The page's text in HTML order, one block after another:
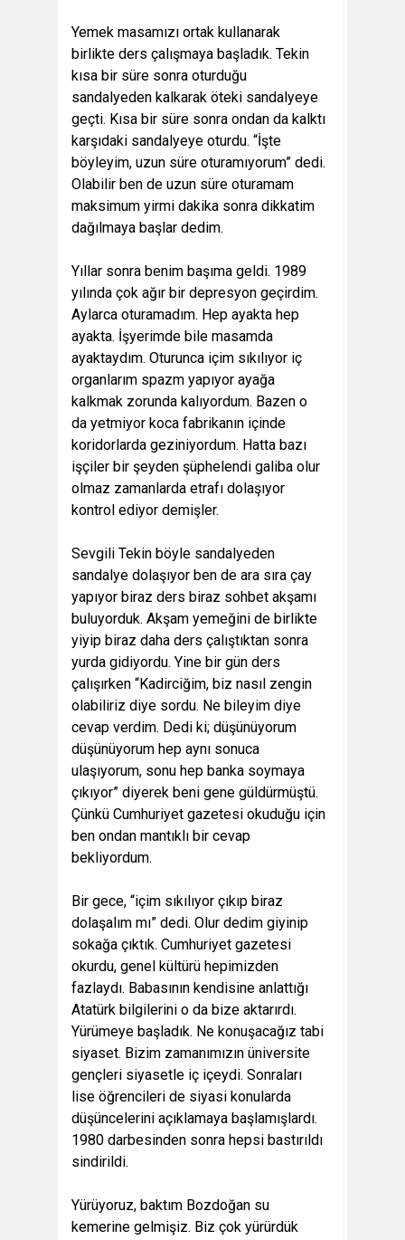
Yemek masamızı ortak kullanarak
birlikte ders çalışmaya başladık. Tekin
kısa bir süre sonra oturduğu
sandalyeden kalkarak öteki sandalyeye
geçti. Kısa bir süre sonra ondan da kalktı
karşıdaki sandalyeye oturdu. “İşte
böyleyim, uzun süre oturamıyorum” dedi.
Olabilir ben de uzun süre oturamam
maksimum yirmi dakika sonra dikkatim
dağılmaya başlar dedim.
Yıllar sonra benim başıma geldi. 1989
yılında çok ağır bir depresyon geçirdim.
Aylarca oturamadım. Hep ayakta hep
ayakta. İşyerimde bile masamda
ayaktaydım. Oturunca içim sıkılıyor iç
organlarım spazm yapıyor ayağa
kalkmak zorunda kalıyordum. Bazen o
da yetmiyor koca fabrikanın içinde
koridorlarda geziniyordum. Hatta bazı
işçiler bir şeyden şüphelendi galiba olur
olmaz zamanlarda etrafı dolaşıyor
kontrol ediyor demişler.
Sevgili Tekin böyle sandalyeden
sandalye dolaşıyor ben de ara sıra çay
yapıyor biraz ders biraz sohbet akşamı
buluyorduk. Akşam yemeğini de birlikte
yiyip biraz daha ders çalıştıktan sonra
yurda gidiyordu. Yine bir gün ders
çalışırken “Kadirciğim, biz nasıl zengin
olabiliriz diye sordu. Ne bileyim diye
cevap verdim. Dedi ki; düşünüyorum
düşünüyorum hep aynı sonuca
ulaşıyorum, sonu hep banka soymaya
çıkıyor” diyerek beni gene güldürmüştü.
Çünkü Cumhuriyet gazetesi okuduğu için
ben ondan mantıklı bir cevap
bekliyordum.
Bir gece, “içim sıkılıyor çıkıp biraz
dolaşalım mı” dedi. Olur dedim giyinip
sokağa çıktık. Cumhuriyet gazetesi
okurdu, genel kültürü hepimizden
fazlaydı. Babasının kendisine anlattığı
Atatürk bilgilerini o da bize aktarırdı.
Yürümeye başladık. Ne konuşacağız tabi
siyaset. Bizim zamanımızın üniversite
gençleri siyasetle iç içeydi. Sonraları
lise öğrencileri de siyasi konularda
düşüncelerini açıklamaya başlamışlardı.
1980 darbesinden sonra hepsi bastırıldı
sindirildi.
Yürüyoruz, baktım Bozdoğan su
kemerine gelmişiz. Biz çok yürürdük